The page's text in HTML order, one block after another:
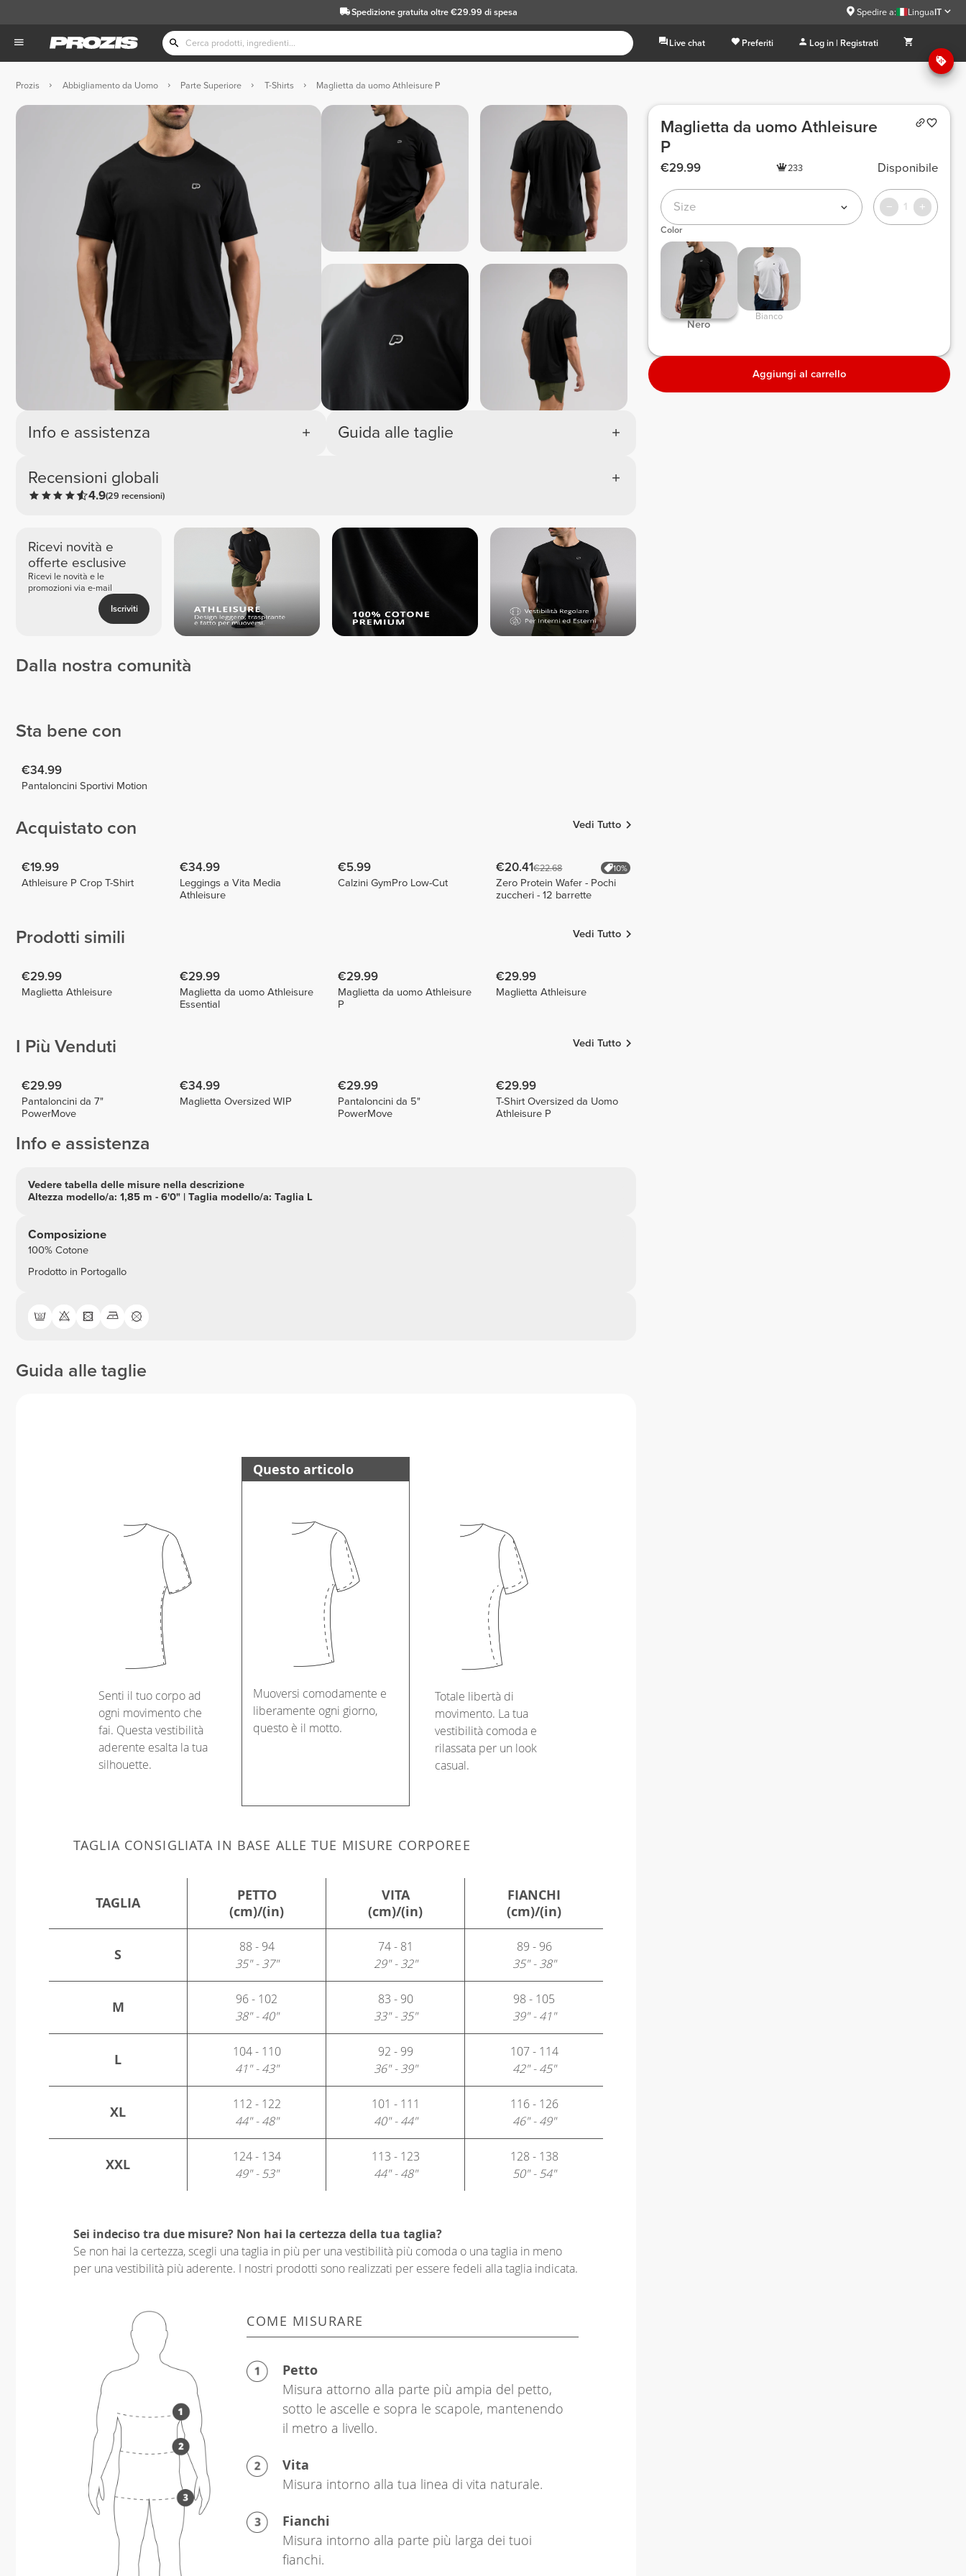
Spedizione gratuita oltre €29.99 di spesa Spedire a: LinguaIT
Live chat Preferiti Log in | Registrati
Prozis Abbigliamento da Uomo Parte Superiore T-Shirts Maglietta da uomo Athleisure P
Info e assistenza
Recensioni globali
4.9(29 recensioni)
Guida alle taglie
Ricevi novità e
offerte esclusive
Ricevi le novità e le
promozioni via e-mail
Iscriviti
Dalla nostra comunità
Sta bene con
€34.99
Pantaloncini Sportivi Motion
Acquistato con Vedi Tutto
€19.99
Athleisure P Crop T-Shirt
€34.99
Leggings a Vita Media
Athleisure
€5.99
Calzini GymPro Low-Cut
€20.41€22.68 10%
Zero Protein Wafer - Pochi
zuccheri - 12 barrette
Prodotti simili Vedi Tutto
€29.99
Maglietta Athleisure
€29.99
Maglietta da uomo Athleisure
Essential
€29.99
Maglietta da uomo Athleisure
P
€29.99
Maglietta Athleisure
I Più Venduti Vedi Tutto
€29.99
Pantaloncini da 7"
PowerMove
€34.99
Maglietta Oversized WIP
€29.99
Pantaloncini da 5"
PowerMove
€29.99
T-Shirt Oversized da Uomo
Athleisure P
Info e assistenza
Vedere tabella delle misure nella descrizione
Altezza modello/a: 1,85 m - 6'0" | Taglia modello/a: Taglia L
Composizione
100% Cotone
Prodotto in Portogallo
Guida alle taglie
Senti il tuo corpo ad
ogni movimento che
fai. Questa vestibilità
aderente esalta la tua
silhouette.
Questo articolo
Muoversi comodamente e
liberamente ogni giorno,
questo è il motto.
Totale libertà di
movimento. La tua
vestibilità comoda e
rilassata per un look
casual.
TAGLIA CONSIGLIATA IN BASE ALLE TUE MISURE CORPOREE
TAGLIA
PETTO
(cm)/(in)
VITA
(cm)/(in)
FIANCHI
(cm)/(in)
S
88 - 94
35" - 37"
74 - 81
29" - 32"
89 - 96
35" - 38"
M
96 - 102
38" - 40"
83 - 90
33" - 35"
98 - 105
39" - 41"
L
104 - 110
41" - 43"
92 - 99
36" - 39"
107 - 114
42" - 45"
XL
112 - 122
44" - 48"
101 - 111
40" - 44"
116 - 126
46" - 49"
XXL
124 - 134
49" - 53"
113 - 123
44" - 48"
128 - 138
50" - 54"
Sei indeciso tra due misure? Non hai la certezza della tua taglia?
Se non hai la certezza, scegli una taglia in più per una vestibilità più comoda o una taglia in meno
per una vestibilità più aderente. I nostri prodotti sono realizzati per essere fedeli alla taglia indicata.
COME MISURARE
Petto
Misura attorno alla parte più ampia del petto,
sotto le ascelle e sopra le scapole, mantenendo
il metro a livello.
Vita
Misura intorno alla tua linea di vita naturale.
Fianchi
Misura intorno alla parte più larga dei tuoi
fianchi.
Maglietta da uomo Athleisure
P
€29.99 233 Disponibile
Size 1
Color
Nero
Bianco
Aggiungi al carrello